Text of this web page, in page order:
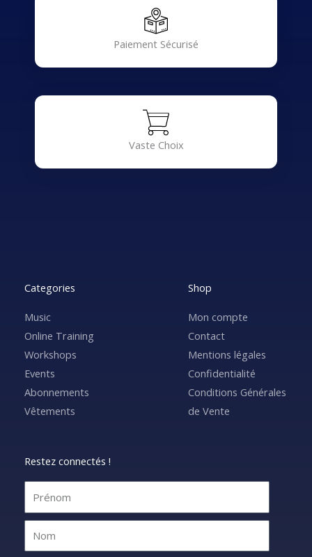
Paiement Sécurisé
Vaste Choix
Categories
Music
Online Training
Workshops
Events
Abonnements
Vêtements
Shop
Mon compte
Contact
Mentions légales
Confidentialité
Conditions Générales
de Vente
Restez connectés !